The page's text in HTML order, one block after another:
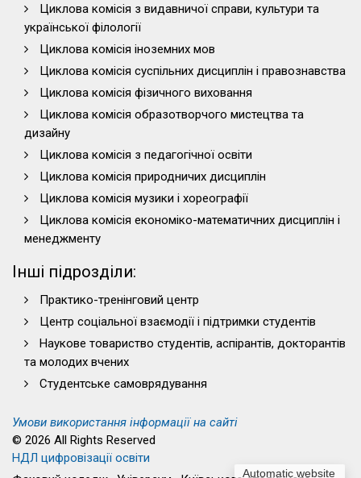
Automatic website
Циклова комісія з видавничої справи, культури та
української філології
Циклова комісія іноземних мов
Циклова комісія суспільних дисциплін і правознавства
Циклова комісія фізичного виховання
Циклова комісія образотворчого мистецтва та
дизайну
Циклова комісія з педагогічної освіти
Циклова комісія природничих дисциплін
Циклова комісія музики і хореографії
Циклова комісія економіко-математичних дисциплін і
менеджменту
Інші підрозділи:
Практико-тренінговий центр
Центр соціальної взаємодії і підтримки студентів
Наукове товариство студентів, аспірантів, докторантів
та молодих вчених
Студентське самоврядування
Умови використання інформації на сайті
© 2026 All Rights Reserved
НДЛ цифровізації освіти